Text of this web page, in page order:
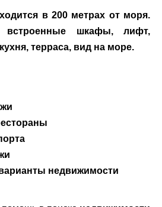
в 200 метрах от моря.
встроенные шкафы, лифт,
терраса, вид на море.
недвижимости